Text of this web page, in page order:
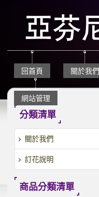
回首頁 關於我們
網站管理
分類清單
關於我們
訂花說明
商品分類清單